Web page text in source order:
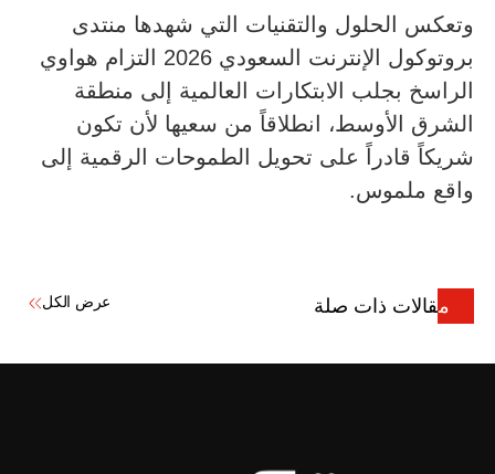
وتعكس الحلول والتقنيات التي شهدها منتدى
بروتوكول الإنترنت السعودي 2026 التزام هواوي
الراسخ بجلب الابتكارات العالمية إلى منطقة
الشرق الأوسط، انطلاقاً من سعيها لأن تكون
شريكاً قادراً على تحويل الطموحات الرقمية إلى
واقع ملموس.
مقالات ذات صلة عرض الكل